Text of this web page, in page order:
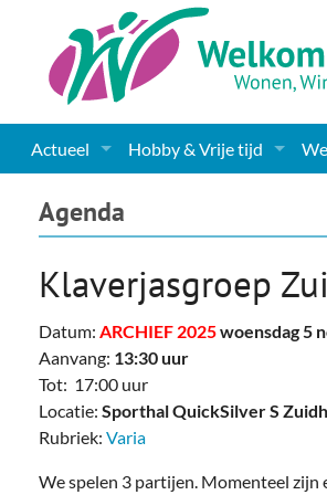
Actueel
Nieuws
Gemeente informatie
Dorpen
Woningaanbod
Columns & Redactioneel
Foto-pagina
Hobby & Vrije tijd
Kunst
Muziek
Toerisme & Musea
Podia & Dorpshuizen
Agenda
Klaverjasgroep
Datum: ARCHIEF 2025woensdag 5
Aanvang: 13:30 uur
Tot: 17:00 uur
Locatie: Sporthal QuickSilver S
Rubriek: Varia
We spelen 3 partijen. Momenteel zijn